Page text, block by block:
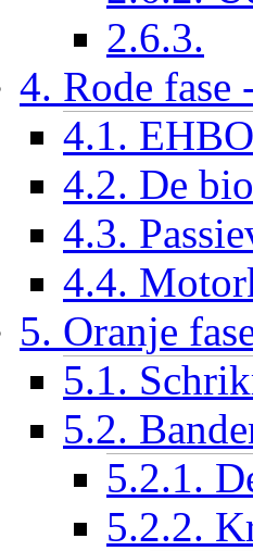
2.6.3.
4. Rode fase
4.1.
4.2. De
4.3.
4.4.
5. Oranje
5.1.
5.2.
5.2.1.
5.2.2.